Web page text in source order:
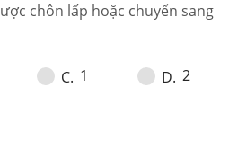
chôn lấp hoặc chuyển sang
C. 1 D. 2